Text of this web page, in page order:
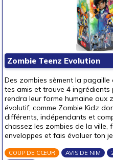
Zombie Teenz Evolution
Des zombies sèment la
tes amis et trouve 4
rendra leur forme humaine aux
évolutif, comme Zombie Kidz
différents, indépendants et
chassez les zombies de la
enveloppes et fais évoluer ton
COUP DE CŒUR AVIS DE NIM